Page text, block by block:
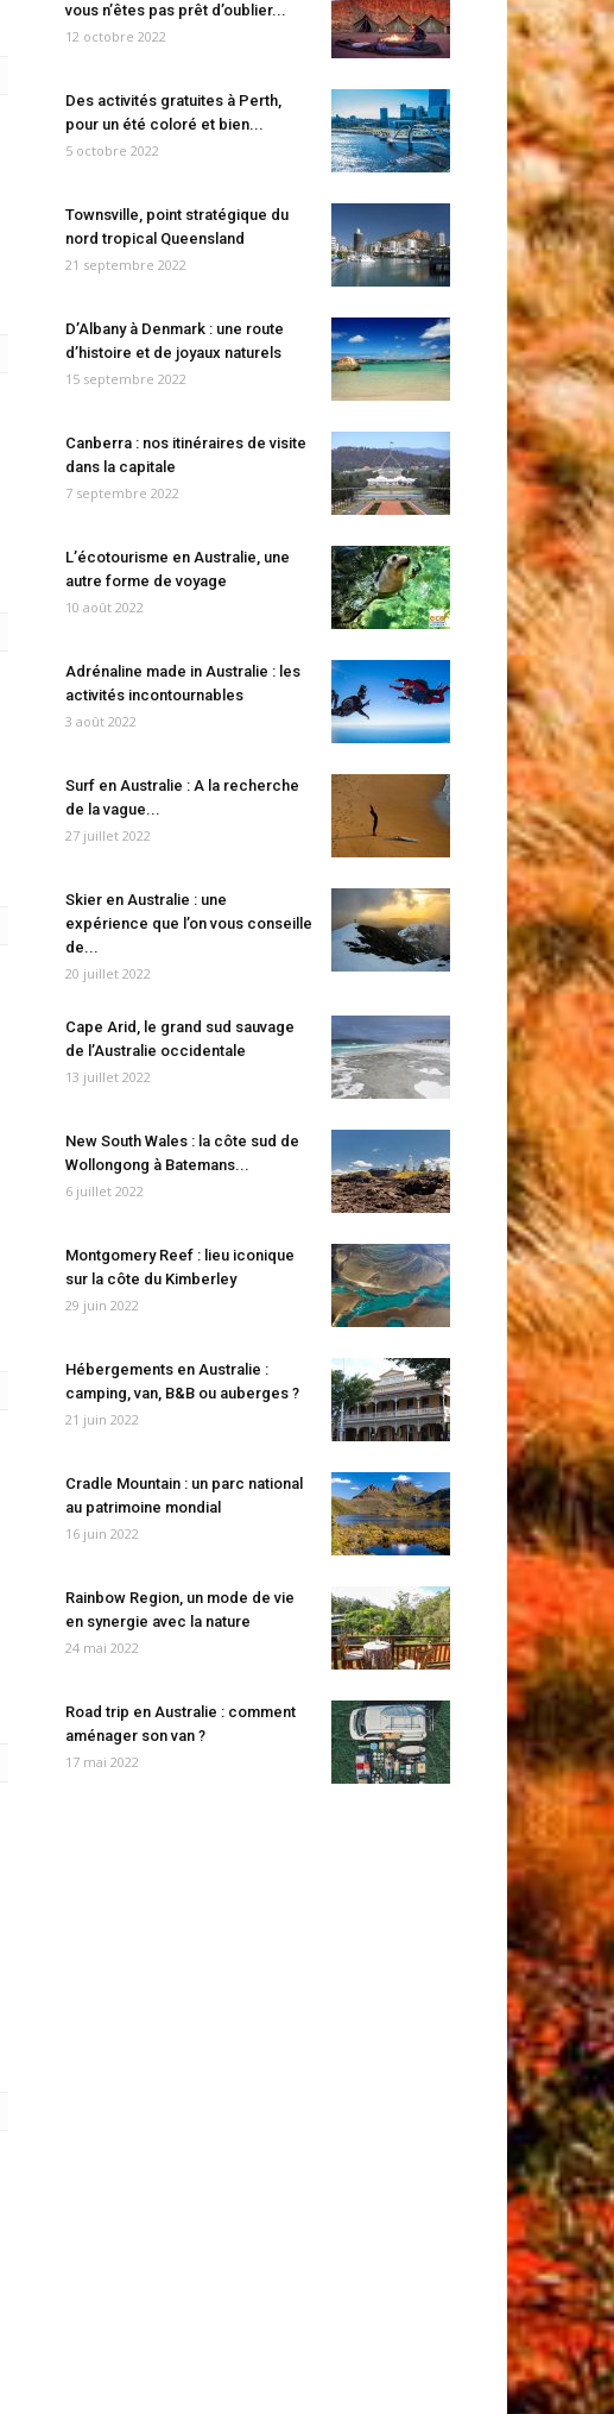
vous n’êtes pas prêt d’oublier...
12 octobre 2022
Des activités gratuites à Perth,
pour un été coloré et bien...
5 octobre 2022
Townsville, point stratégique du
nord tropical Queensland
21 septembre 2022
D’Albany à Denmark : une route
d’histoire et de joyaux naturels
15 septembre 2022
Canberra : nos itinéraires de visite
dans la capitale
7 septembre 2022
L’écotourisme en Australie, une
autre forme de voyage
10 août 2022
Adrénaline made in Australie : les
activités incontournables
3 août 2022
Surf en Australie : A la recherche
de la vague...
27 juillet 2022
Skier en Australie : une
expérience que l’on vous conseille
de...
20 juillet 2022
Cape Arid, le grand sud sauvage
de l’Australie occidentale
13 juillet 2022
New South Wales : la côte sud de
Wollongong à Batemans...
6 juillet 2022
Montgomery Reef : lieu iconique
sur la côte du Kimberley
29 juin 2022
Hébergements en Australie :
camping, van, B&B ou auberges ?
21 juin 2022
Cradle Mountain : un parc national
au patrimoine mondial
16 juin 2022
Rainbow Region, un mode de vie
en synergie avec la nature
24 mai 2022
Road trip en Australie : comment
aménager son van ?
17 mai 2022